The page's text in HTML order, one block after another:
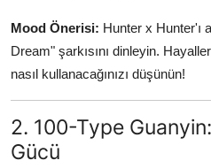
Mood Önerisi: Hunter x Hunter'ı
Dream" şarkısını dinleyin.
nasıl kullanacağınızı düşünün!
2. 100-Type
Gücü